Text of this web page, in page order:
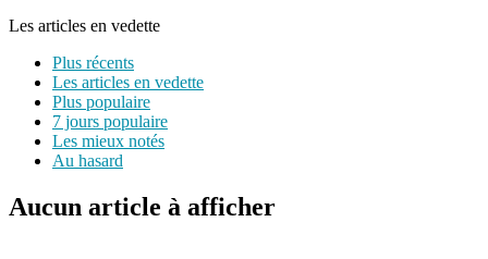
Les articles en vedette
Plus récents
Les articles en vedette
Plus populaire
7 jours populaire
Les mieux notés
Au hasard
Aucun article à afficher